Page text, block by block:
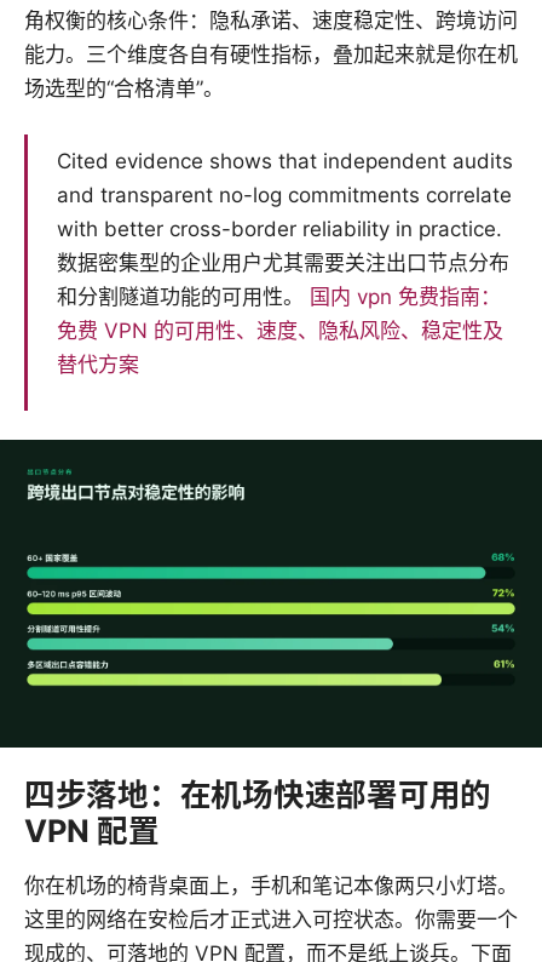
角权衡的核心条件：隐私承诺、速度稳定性、跨境访问
能力。三个维度各自有硬性指标，叠加起来就是你在机
场选型的“合格清单”。
Cited evidence shows that independent audits
and transparent no-log commitments correlate
with better cross-border reliability in practice.
数据密集型的企业用户尤其需要关注出口节点分布
和分割隧道功能的可用性。 国内 vpn 免费指南：
免费 VPN 的可用性、速度、隐私风险、稳定性及
替代方案
四步落地：在机场快速部署可用的
VPN 配置
你在机场的椅背桌面上，手机和笔记本像两只小灯塔。
这里的网络在安检后才正式进入可控状态。你需要一个
现成的、可落地的 VPN 配置，而不是纸上谈兵。下面